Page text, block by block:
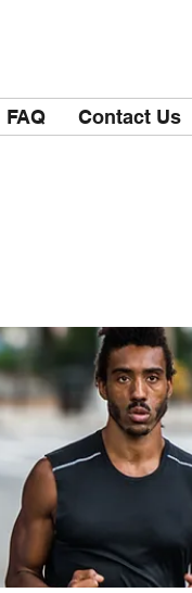
FAQ Contact Us